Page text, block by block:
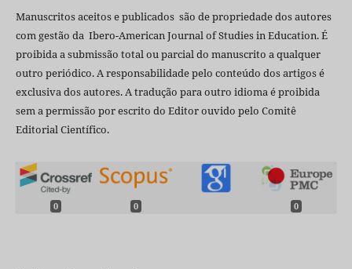
Manuscritos aceitos e publicados são de propriedade dos autores
com gestão da Ibero-American Journal of Studies in Education. É
proibida a submissão total ou parcial do manuscrito a qualquer
outro periódico. A responsabilidade pelo conteúdo dos artigos é
exclusiva dos autores. A tradução para outro idioma é proibida
sem a permissão por escrito do Editor ouvido pelo Comitê
Editorial Científico.
0 0 0